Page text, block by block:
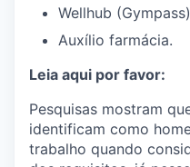
Wellhub
Auxílio farmácia.
Leia aqui por favor:
Pesquisas mostram
identificam como
trabalho quando